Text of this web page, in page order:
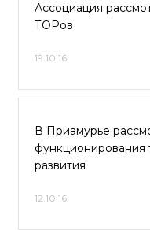
Ассоциация
ТОРов
19.10.16
В Приамурье
развития
12.10.16